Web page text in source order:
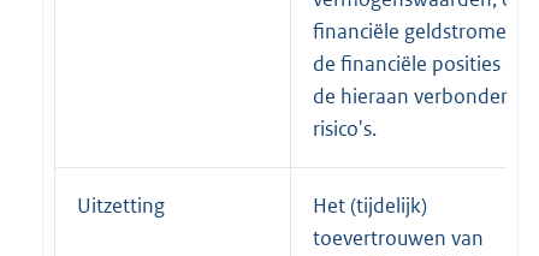
financiële geldstromen,
de financiële posities en
de hieraan verbonden
risico's.
Uitzetting
Het (tijdelijk)
toevertrouwen van